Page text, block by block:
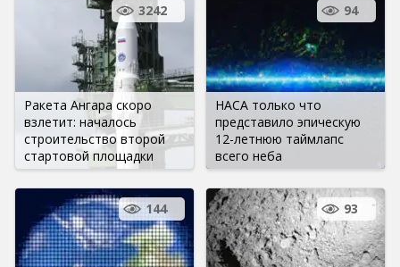
Ракета Ангара скоро
взлетит: началось
строительство второй
стартовой площадки
3242
НАСА только что
представило эпическую
12-летнюю таймлапс
всего неба
94
144 93